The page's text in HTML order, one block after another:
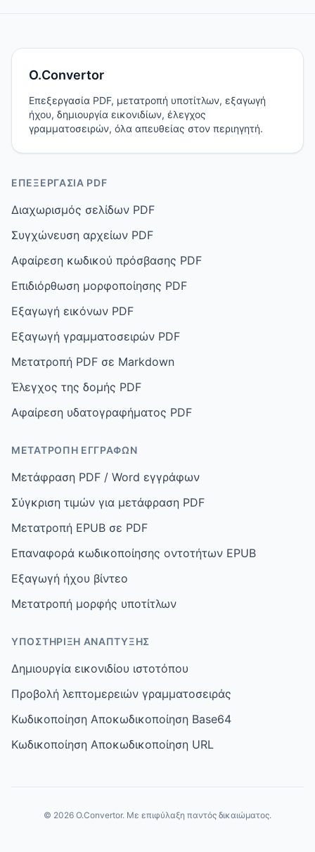
O.Convertor
Επεξεργασία PDF, μετατροπή υποτίτλων, εξαγωγή
ήχου, δημιουργία εικονιδίων, έλεγχος
γραμματοσειρών, όλα απευθείας στον περιηγητή.
ΕΠΕΞΕΡΓΑΣΊΑ PDF
Διαχωρισμός σελίδων PDF
Συγχώνευση αρχείων PDF
Αφαίρεση κωδικού πρόσβασης PDF
Επιδιόρθωση μορφοποίησης PDF
Εξαγωγή εικόνων PDF
Εξαγωγή γραμματοσειρών PDF
Μετατροπή PDF σε Markdown
Έλεγχος της δομής PDF
Αφαίρεση υδατογραφήματος PDF
ΜΕΤΑΤΡΟΠΉ ΕΓΓΡΆΦΩΝ
Μετάφραση PDF / Word εγγράφων
Σύγκριση τιμών για μετάφραση PDF
Μετατροπή EPUB σε PDF
Επαναφορά κωδικοποίησης οντοτήτων EPUB
Εξαγωγή ήχου βίντεο
Μετατροπή μορφής υποτίτλων
ΥΠΟΣΤΉΡΙΞΗ ΑΝΆΠΤΥΞΗΣ
Δημιουργία εικονιδίου ιστοτόπου
Προβολή λεπτομερειών γραμματοσειράς
Κωδικοποίηση Αποκωδικοποίηση Base64
Κωδικοποίηση Αποκωδικοποίηση URL
© 2026 O.Convertor. Με επιφύλαξη παντός δικαιώματος.